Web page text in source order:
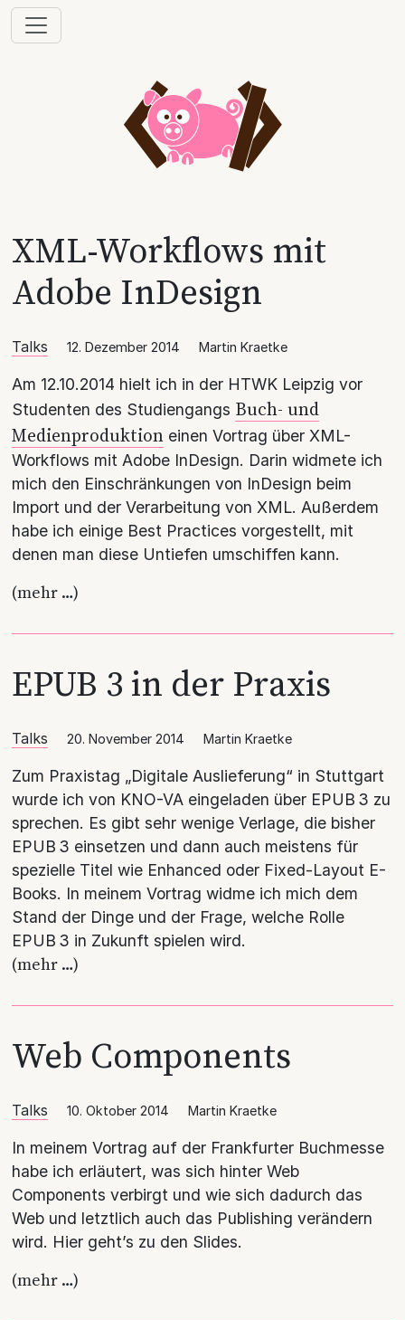
XML-Workflows mit
Adobe InDesign
Talks 12. Dezember 2014 Martin Kraetke
Am 12.10.2014 hielt ich in der HTWK Leipzig vor
Studenten des Studiengangs Buch- und
Medienproduktion einen Vortrag über XML-
Workflows mit Adobe InDesign. Darin widmete ich
mich den Einschränkungen von InDesign beim
Import und der Verarbeitung von XML. Außerdem
habe ich einige Best Practices vorgestellt, mit
denen man diese Untiefen umschiffen kann.
(mehr …)
EPUB 3 in der Praxis
Talks 20. November 2014 Martin Kraetke
Zum Praxistag „Digitale Auslieferung“ in Stuttgart
wurde ich von KNO-VA eingeladen über EPUB 3 zu
sprechen. Es gibt sehr wenige Verlage, die bisher
EPUB 3 einsetzen und dann auch meistens für
spezielle Titel wie Enhanced oder Fixed-Layout E-
Books. In meinem Vortrag widme ich mich dem
Stand der Dinge und der Frage, welche Rolle
EPUB 3 in Zukunft spielen wird.
(mehr …)
Web Components
Talks 10. Oktober 2014 Martin Kraetke
In meinem Vortrag auf der Frankfurter Buchmesse
habe ich erläutert, was sich hinter Web
Components verbirgt und wie sich dadurch das
Web und letztlich auch das Publishing verändern
wird. Hier geht’s zu den Slides.
(mehr …)